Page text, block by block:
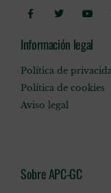
Información legal
Política de
Política de cookies
Aviso legal
Sobre APC-GC